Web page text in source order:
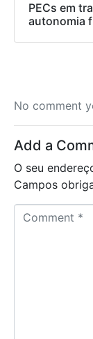
PECs em
autonomia
No comment
Add a
O seu
Campos